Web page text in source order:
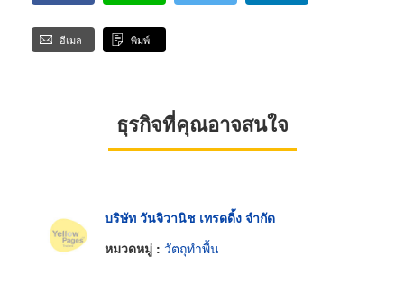
อีเมล พิมพ์
ธุรกิจที่คุณอาจสนใจ
บริษัท วันจิวานิช เทรดดิ้ง จำกัด
หมวดหมู่ : วัตถุทำพื้น